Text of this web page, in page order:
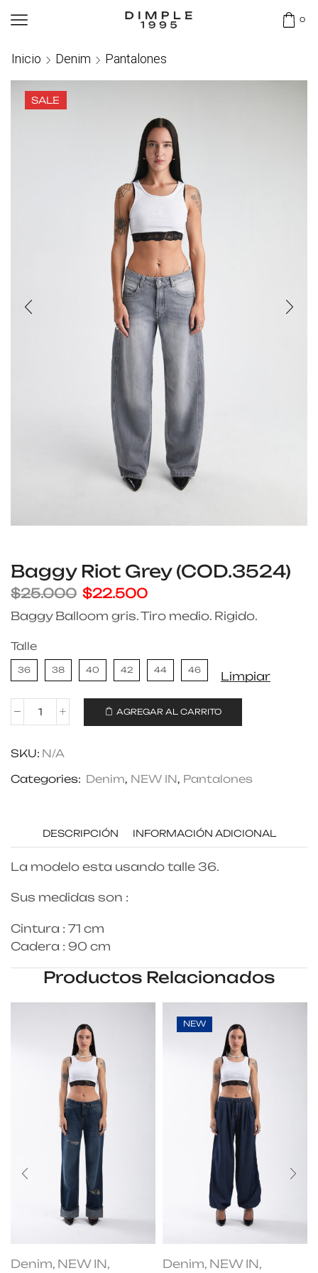
0
Inicio Denim Pantalones
SALE
Baggy Riot Grey (COD.3524)
$25.000 $22.500
Baggy Balloom gris. Tiro medio. Rigido.
Talle
36 38 40 42 44 46 Limpiar
AGREGAR AL CARRITO
SKU: N/A
Categories: Denim, NEW IN, Pantalones
DESCRIPCIÓN INFORMACIÓN ADICIONAL
La modelo esta usando talle 36.
Sus medidas son :
Cintura : 71 cm
Cadera : 90 cm
Productos Relacionados
Denim, NEW IN,
NEW
Denim, NEW IN,